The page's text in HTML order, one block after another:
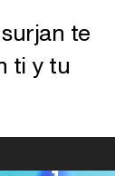
te
ti y tu